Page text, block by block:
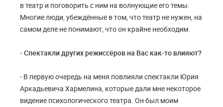
в театр и поговорить с ним на волнующие его темы.
Многие люди, убеждённые в том, что театр не нужен, на
самом деле не понимают, что он крайне необходим.
- Спектакли других режиссёров на Вас как-то влияют?
- В первую очередь на меня повлияли спектакли Юрия
Аркадьевича Хармелина, которые дали мне некоторое
видение психологического театра. Он был моим